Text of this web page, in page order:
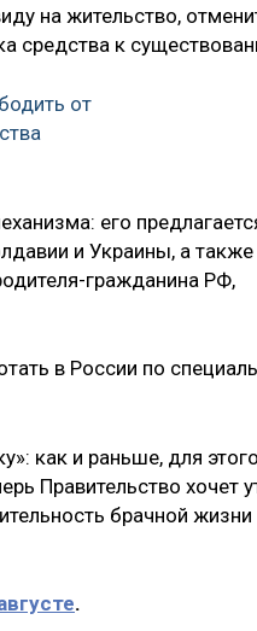
на жительство,
средства к
от
его
и Украины, а также
гражданина РФ,
в России по
как и раньше, для
Правительство хочет
брачной жизни
.